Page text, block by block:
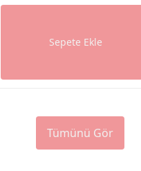
Sepete Ekle
Tümünü Gör